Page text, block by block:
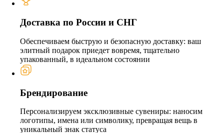
Доставка по России и СНГ
Обеспечиваем быструю и безопасную доставку: ваш
элитный подарок приедет вовремя, тщательно
упакованный, в идеальном состоянии
Брендирование
Персонализируем эксклюзивные сувениры: наносим
логотипы, имена или символику, превращая вещь в
уникальный знак статуса